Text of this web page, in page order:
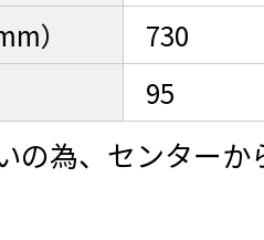
）
730
95
為、センターか